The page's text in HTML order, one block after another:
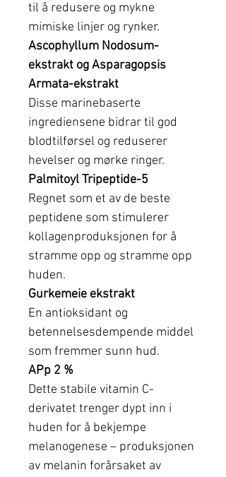
til å redusere og mykne
mimiske linjer og rynker.
Ascophyllum Nodosum-
ekstrakt og Asparagopsis
Armata-ekstrakt
Disse marinebaserte
ingrediensene bidrar til god
blodtilførsel og reduserer
hevelser og mørke ringer.
Palmitoyl Tripeptide-5
Regnet som et av de beste
peptidene som stimulerer
kollagenproduksjonen for å
stramme opp og stramme opp
huden.
Gurkemeie ekstrakt
En antioksidant og
betennelsesdempende middel
som fremmer sunn hud.
APp 2 %
Dette stabile vitamin C-
derivatet trenger dypt inn i
huden for å bekjempe
melanogenese – produksjonen
av melanin forårsaket av